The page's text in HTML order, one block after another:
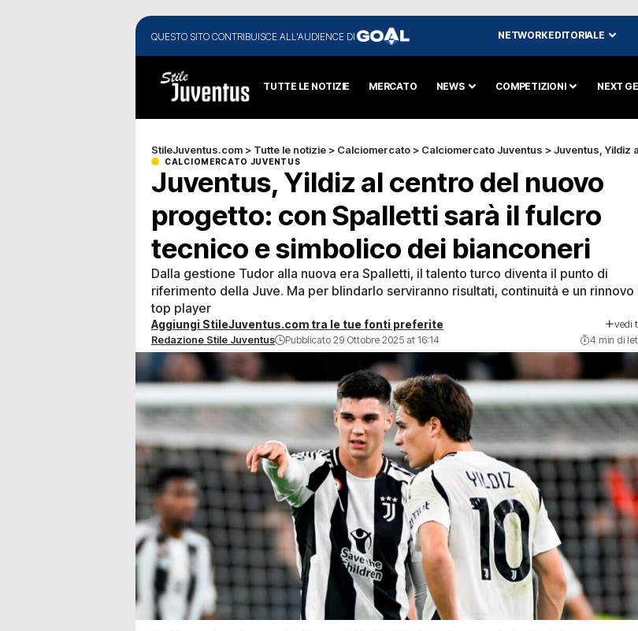
QUESTO SITO CONTRIBUISCE ALL'AUDIENCE DI NETWORK EDITORIALE
TUTTE LE NOTIZIE MERCATO NEWS COMPETIZIONI NEXT
StileJuventus.com > Tutte le notizie > Calciomercato > Calciomercato Juventus >Juventus, Yildiz al centro del nuovo progetto: con Spalletti sarà il fulcro tecnico e simbolico dei
CALCIOMERCATO JUVENTUS
Juventus, Yildiz al centro del nuovo
progetto: con Spalletti sarà il fulcro
tecnico e simbolico dei bianconeri
Dalla gestione Tudor alla nuova era Spalletti, il talento turco diventa il punto di
riferimento della Juve. Ma per blindarlo serviranno risultati, continuità e un rinnovo
top player
Aggiungi StileJuventus.com tra le tue fonti preferite vedi
Redazione Stile Juventus Pubblicato 29 Ottobre 2025 at 16:14 4 min di